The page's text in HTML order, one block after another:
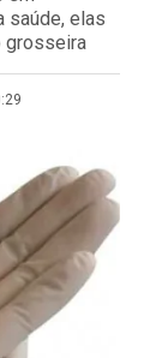
saúde, elas
grosseira